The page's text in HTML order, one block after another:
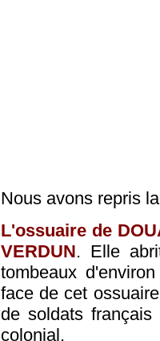
Nous avons repris
L'ossuaire de
VERDUN. Elle
tombeaux
face de cet
de soldats
colonial.